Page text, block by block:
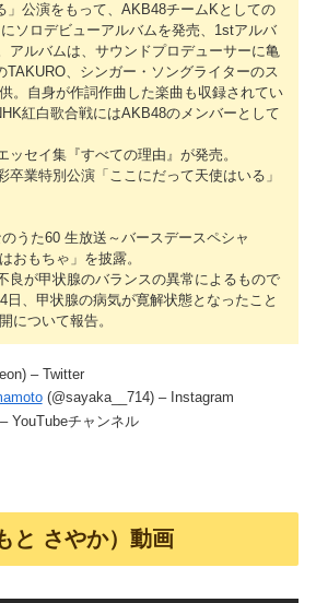
」公演をもって、AKB48チームKとしての
ソロデビューアルバムを発売、1stアルバ
アルバムは、サウンドプロデューサーに亀
TAKURO、シンガー・ソングライターのス
。自身が作詞作曲した楽曲も収録されてい
紅白歌合戦にはAKB48のメンバーとして
ッセイ集『すべての理由』が発売。
卒業特別公演「ここにだって天使はいる」
うた60 生放送～バースデースペシャ
おもちゃ」を披露。
良が甲状腺のバランスの異常によるもので
日、甲状腺の病気が寛解状態となったこと
について報告。
– Twitter
(@sayaka__714) – Instagram
YouTubeチャンネル
と さやか）動画